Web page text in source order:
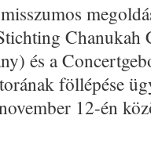
Chanukah
és a
föllépése
12-én